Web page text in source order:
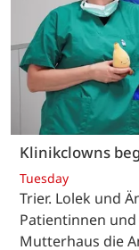
Klinikclowns
Tuesday
Trier. Lolek und
Patientinnen
Mutterhaus die